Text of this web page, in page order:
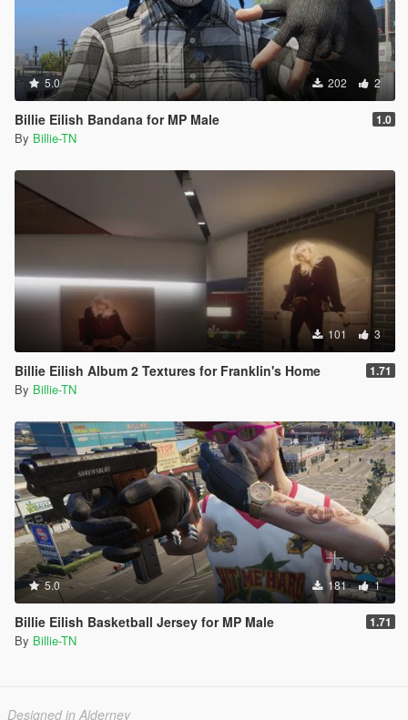
5.0 202 2
Billie Eilish Bandana for MP Male 1.0
By Billie-TN
101 3
Billie Eilish Album 2 Textures for Franklin's Home 1.71
By Billie-TN
5.0 181 1
Billie Eilish Basketball Jersey for MP Male 1.71
By Billie-TN
Designed in Alderney